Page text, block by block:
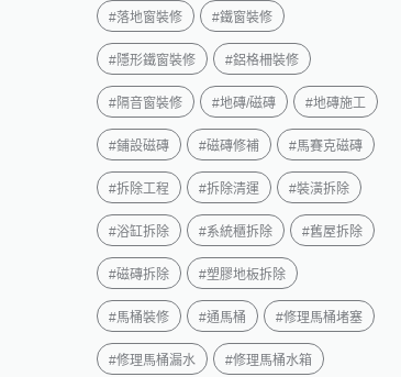
#落地窗裝修 #鐵窗裝修
#隱形鐵窗裝修 #鋁格柵裝修
#隔音窗裝修 #地磚/磁磚 #地磚施工
#鋪設磁磚 #磁磚修補 #馬賽克磁磚
#拆除工程 #拆除清運 #裝潢拆除
#浴缸拆除 #系統櫃拆除 #舊屋拆除
#磁磚拆除 #塑膠地板拆除
#馬桶裝修 #通馬桶 #修理馬桶堵塞
#修理馬桶漏水 #修理馬桶水箱